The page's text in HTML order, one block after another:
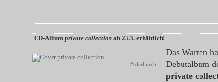
CD-Album private collection ab 23.3. erhältlich!
© derLurch
Das Warten
Debutalbum
private